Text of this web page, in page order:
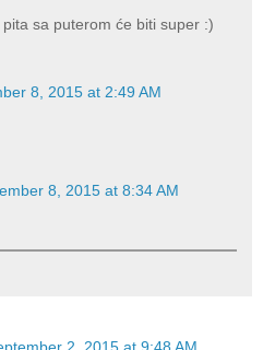
sa puterom će biti super :)
8, 2015 at 2:49 AM
8, 2015 at 8:34 AM
2, 2015 at 9:48 AM